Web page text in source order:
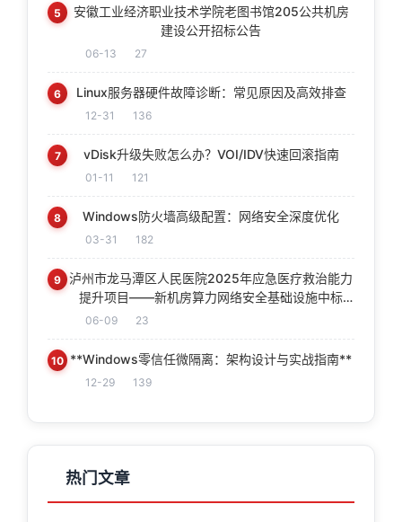
5
安徽工业经济职业技术学院老图书馆205公共机房
建设公开招标公告
06-13 27
6 Linux服务器硬件故障诊断：常见原因及高效排查
12-31 136
7 vDisk升级失败怎么办？VOI/IDV快速回滚指南
01-11 121
8 Windows防火墙高级配置：网络安全深度优化
03-31 182
9 泸州市龙马潭区人民医院2025年应急医疗救治能力
提升项目——新机房算力网络安全基础设施中标
06-09 23
10 **Windows零信任微隔离：架构设计与实战指南**
12-29 139
热门文章